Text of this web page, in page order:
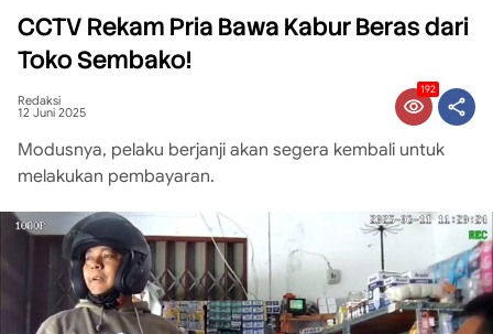
CCTV Rekam Pria Bawa Kabur Beras dari
Toko Sembako!
Redaksi
12 Juni 2025
192
Modusnya, pelaku berjanji akan segera kembali untuk
melakukan pembayaran.